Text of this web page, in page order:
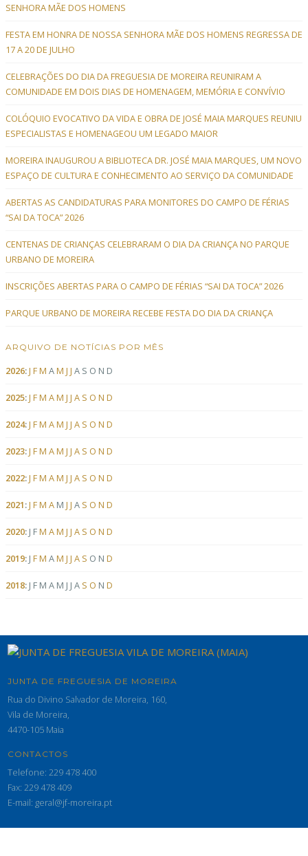
SENHORA MÃE DOS HOMENS
FESTA EM HONRA DE NOSSA SENHORA MÃE DOS HOMENS REGRESSA DE
17 A 20 DE JULHO
CELEBRAÇÕES DO DIA DA FREGUESIA DE MOREIRA REUNIRAM A
COMUNIDADE EM DOIS DIAS DE HOMENAGEM, MEMÓRIA E CONVÍVIO
COLÓQUIO EVOCATIVO DA VIDA E OBRA DE JOSÉ MAIA MARQUES REUNIU
ESPECIALISTAS E HOMENAGEOU UM LEGADO MAIOR
MOREIRA INAUGUROU A BIBLIOTECA DR. JOSÉ MAIA MARQUES, UM NOVO
ESPAÇO DE CULTURA E CONHECIMENTO AO SERVIÇO DA COMUNIDADE
ABERTAS AS CANDIDATURAS PARA MONITORES DO CAMPO DE FÉRIAS
“SAI DA TOCA” 2026
CENTENAS DE CRIANÇAS CELEBRARAM O DIA DA CRIANÇA NO PARQUE
URBANO DE MOREIRA
INSCRIÇÕES ABERTAS PARA O CAMPO DE FÉRIAS “SAI DA TOCA” 2026
PARQUE URBANO DE MOREIRA RECEBE FESTA DO DIA DA CRIANÇA
ARQUIVO DE NOTÍCIAS POR MÊS
2026:J FM AM J J A S O N D
2025:J FM AM J J A S O N D
2024:J FM AM J J A S O N D
2023:J FM AM J J A S O N D
2022:J FM AM J J A S O N D
2021:J FM A M J J A S O N D
2020: J FM AM J J A S O N D
2019: J FM AM J J A S O N D
2018: J F M A M J J A S O N D
JUNTA DE FREGUESIA DE MOREIRA
Rua do Divino Salvador de Moreira, 160,
Vila de Moreira,
4470-105 Maia
CONTACTOS
Telefone: 229 478 400
Fax: 229 478 409
E-mail: geral@jf-moreira.pt